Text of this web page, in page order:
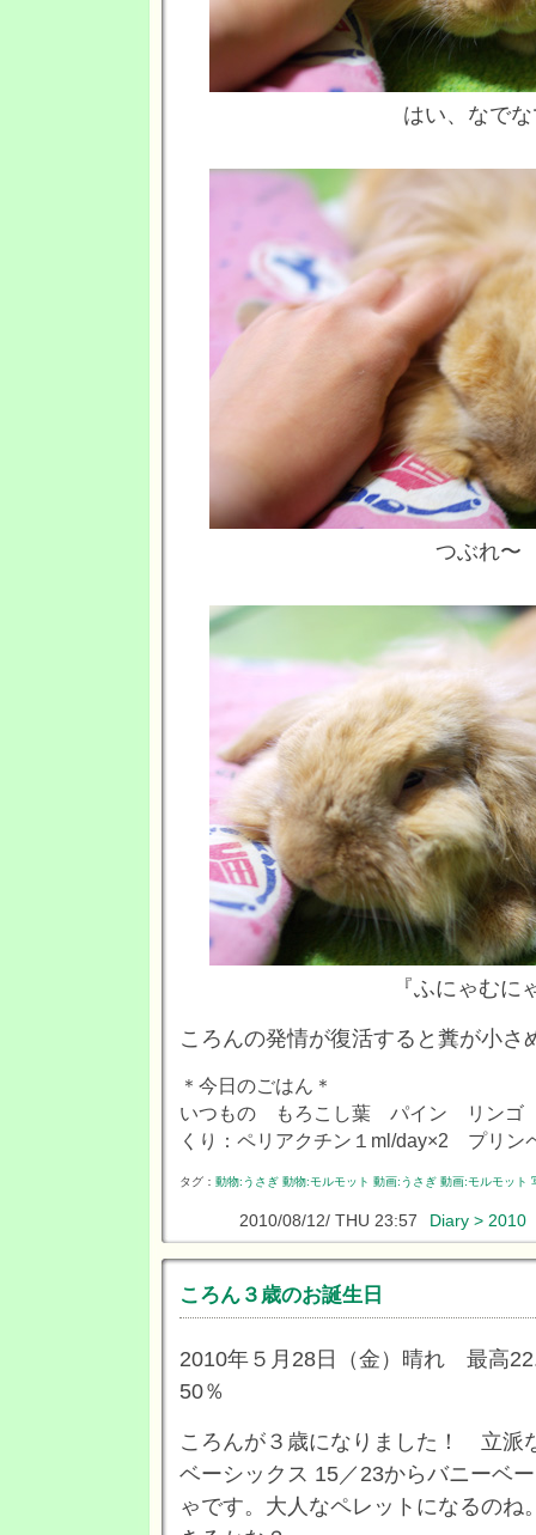
はい、なで
つぶれ〜
『ふにゃむに
ころんの発情が復活すると糞が小さ
＊今日のごはん＊
いつもの もろこし葉 パイン リンゴ
くり：ペリアクチン１ml/day×2 プリン
タグ： 動物:うさぎ 動物:モルモット 動画:うさぎ 動画:モルモット
2010/08/12/ THU 23:57 Diary > 2010
ころん３歳のお誕生日
2010年５月28日（金）晴れ 最
50％
ころんが３歳になりました！ 立
ベーシックス 15／23からバニーベ
ゃです。大人なペレットになるのね